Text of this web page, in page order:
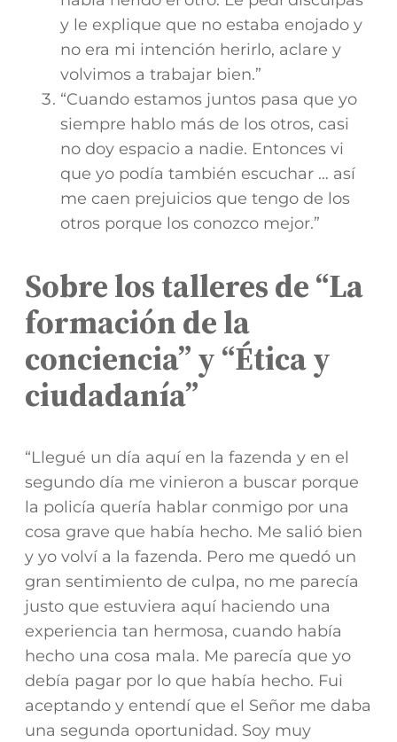
y le explique que no estaba enojado y
no era mi intención herirlo, aclare y
volvimos a trabajar bien.”
“Cuando estamos juntos pasa que yo
siempre hablo más de los otros, casi
no doy espacio a nadie. Entonces vi
que yo podía también escuchar … así
me caen prejuicios que tengo de los
otros porque los conozco mejor.”
Sobre los talleres de “La
formación de la
conciencia” y “Ética y
ciudadanía”
“Llegué un día aquí en la fazenda y en el
segundo día me vinieron a buscar porque
la policía quería hablar conmigo por una
cosa grave que había hecho. Me salió bien
y yo volví a la fazenda. Pero me quedó un
gran sentimiento de culpa, no me parecía
justo que estuviera aquí haciendo una
experiencia tan hermosa, cuando había
hecho una cosa mala. Me parecía que yo
debía pagar por lo que había hecho. Fui
aceptando y entendí que el Señor me daba
una segunda oportunidad. Soy muy